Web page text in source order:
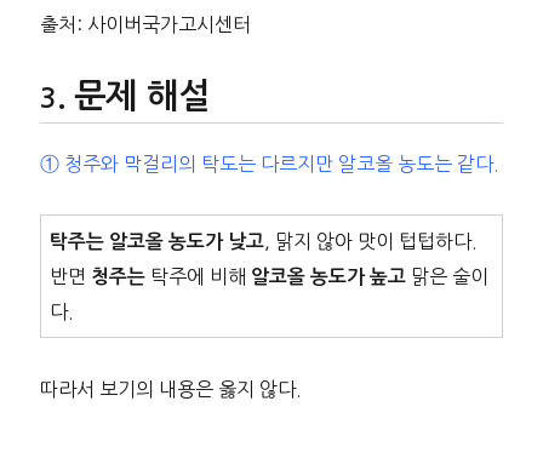
출처: 사이버국가고시센터
문제 해설
① 청주와 막걸리의 탁도는 다르지만 알코올 농도는 같다.
탁주는 알코올 농도가 낮고, 맑지 않아 맛이 텁텁하다.
반면 청주는탁주에 비해 알코올 농도가 높고맑은 술이
다.
따라서 보기의 내용은 옳지 않다.